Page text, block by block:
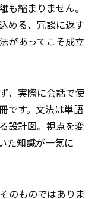
も縮まりません。
める、冗談に返す
があってこそ成立
、実際に会話で使
です。文法は単語
設計図。視点を変
た知識が一気に
のものではありま